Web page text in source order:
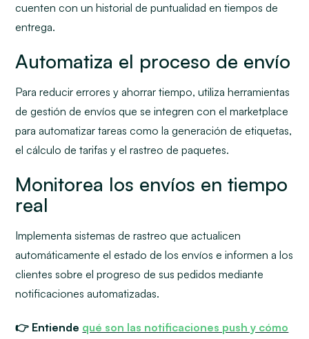
cuenten con un historial de puntualidad en tiempos de
entrega.
Automatiza el proceso de envío
Para reducir errores y ahorrar tiempo, utiliza herramientas
de gestión de envíos que se integren con el marketplace
para automatizar tareas como la generación de etiquetas,
el cálculo de tarifas y el rastreo de paquetes.
Monitorea los envíos en tiempo
real
Implementa sistemas de rastreo que actualicen
automáticamente el estado de los envíos e informen a los
clientes sobre el progreso de sus pedidos mediante
notificaciones automatizadas.
👉 Entiende qué son las notificaciones push y cómo